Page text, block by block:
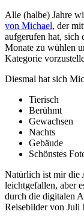
Alle (halbe) Jahre
von Michael, der
aufgerufen hat, sich
Monate zu wühlen
Kategorie
Diesmal hat sich
Tierisch
Berühmt
Gewachsen
Nachts
Gebäude
Schönstes
Natürlich ist mir die
leichtgefallen, aber
durch die digitalen
Reisebilder von Juli